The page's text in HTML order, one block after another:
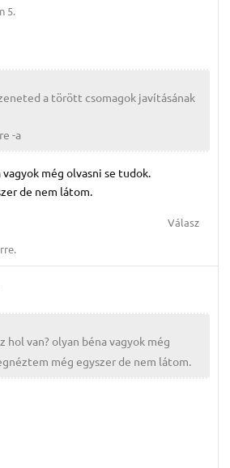
5.
a törött csomagok javításának
-a
vagyok még olvasni se tudok.
de nem látom.
Válasz
hol van? olyan béna vagyok még
még egyszer de nem látom.